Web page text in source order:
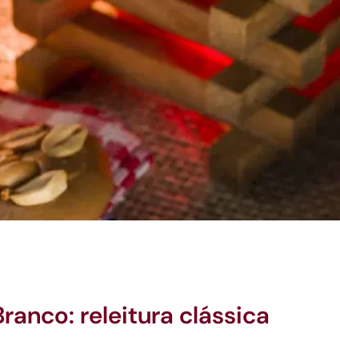
releitura clássica